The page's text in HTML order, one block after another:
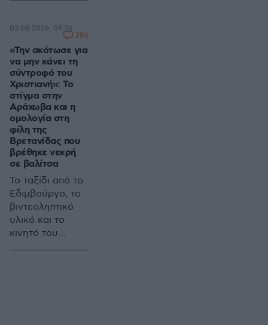
Αποστόλου
φέρεται να είχε
αναλάβει την
κατασκευή του
εναέριου
δικτύου
μεταφοράς
ηλεκτρικής
ενέργειας από
το οποίο
εκτιμάται ότι
προκλήθηκε η
πυρκαγιά
«Την σκότωσε για
να μην κάνει τη
σύντροφό του
Χριστιανή»: Το
στίγμα στην
Αράχωβα και η
ομολογία στη
φίλη της
Βρετανίδας που
βρέθηκε νεκρή
σε βαλίτσα
Το ταξίδι από το
Εδιμβούργο, το
βιντεοληπτικό
υλικό και το
κινητό του
03.08.2026, 09:56
286